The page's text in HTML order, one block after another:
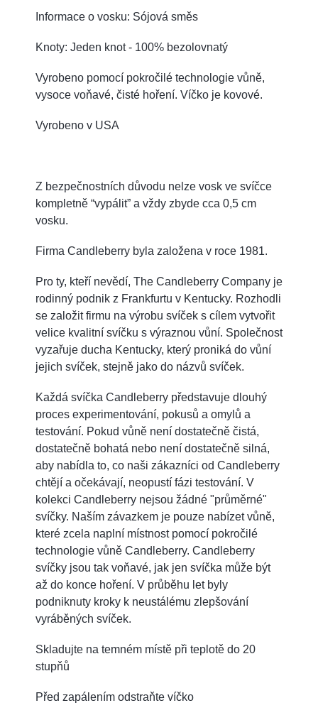
Informace o vosku: Sójová směs
Knoty: Jeden knot - 100% bezolovnatý
Vyrobeno pomocí pokročilé technologie vůně,
vysoce voňavé, čisté hoření. Víčko je kovové.
Vyrobeno v USA
Z bezpečnostních důvodu nelze vosk ve svíčce
kompletně “vypálit” a vždy zbyde cca 0,5 cm
vosku.
Firma Candleberry byla založena v roce 1981.
Pro ty, kteří nevědí, The Candleberry Company je
rodinný podnik z Frankfurtu v Kentucky. Rozhodli
se založit firmu na výrobu svíček s cílem vytvořit
velice kvalitní svíčku s výraznou vůní. Společnost
vyzařuje ducha Kentucky, který proniká do vůní
jejich svíček, stejně jako do názvů svíček.
Každá svíčka Candleberry představuje dlouhý
proces experimentování, pokusů a omylů a
testování. Pokud vůně není dostatečně čistá,
dostatečně bohatá nebo není dostatečně silná,
aby nabídla to, co naši zákazníci od Candleberry
chtějí a očekávají, neopustí fázi testování. V
kolekci Candleberry nejsou žádné "průměrné"
svíčky. Naším závazkem je pouze nabízet vůně,
které zcela naplní místnost pomocí pokročilé
technologie vůně Candleberry. Candleberry
svíčky jsou tak voňavé, jak jen svíčka může být
až do konce hoření. V průběhu let byly
podniknuty kroky k neustálému zlepšování
vyráběných svíček.
Skladujte na temném místě při teplotě do 20
stupňů
Před zapálením odstraňte víčko